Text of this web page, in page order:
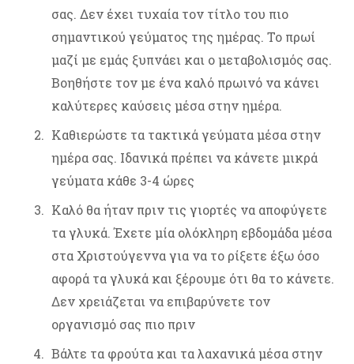
σας. Δεν έχει τυχαία τον τίτλο του πιο
σημαντικού γεύματος της ημέρας. Το πρωί
μαζί με εμάς ξυπνάει και ο μεταβολισμός σας.
Βοηθήστε τον με ένα καλό πρωινό να κάνει
καλύτερες καύσεις μέσα στην ημέρα.
Καθιερώστε τα τακτικά γεύματα μέσα στην
ημέρα σας. Ιδανικά πρέπει να κάνετε μικρά
γεύματα κάθε 3-4 ώρες
Καλό θα ήταν πριν τις γιορτές να αποφύγετε
τα γλυκά. Έχετε μία ολόκληρη εβδομάδα μέσα
στα Χριστούγεννα για να το ρίξετε έξω όσο
αφορά τα γλυκά και ξέρουμε ότι θα το κάνετε.
Δεν χρειάζεται να επιβαρύνετε τον
οργανισμό σας πιο πριν
Βάλτε τα φρούτα και τα λαχανικά μέσα στην